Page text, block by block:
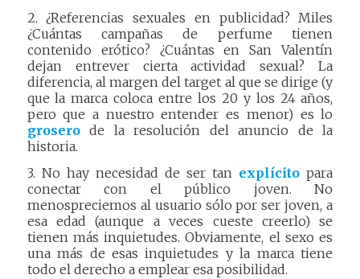
2. ¿Referencias sexuales en publicidad? Miles
¿Cuántas campañas de perfume tienen
contenido erótico? ¿Cuántas en San Valentín
dejan entrever cierta actividad sexual? La
diferencia, al margen del target al que se dirige (y
que la marca coloca entre los 20 y los 24 años,
pero que a nuestro entender es menor) es lo
groserode la resolución del anuncio de la
historia.
3. No hay necesidad de ser tan explícito para
conectar con el público joven. No
menospreciemos al usuario sólo por ser joven, a
esa edad (aunque a veces cueste creerlo) se
tienen más inquietudes. Obviamente, el sexo es
una más de esas inquietudes y la marca tiene
todo el derecho a emplear esa posibilidad.